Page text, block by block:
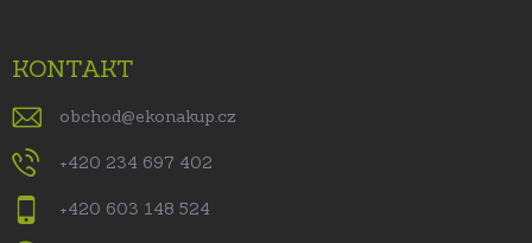
KONTAKT
obchod@ekonakup.cz
+420 234 697 402
+420 603 148 524